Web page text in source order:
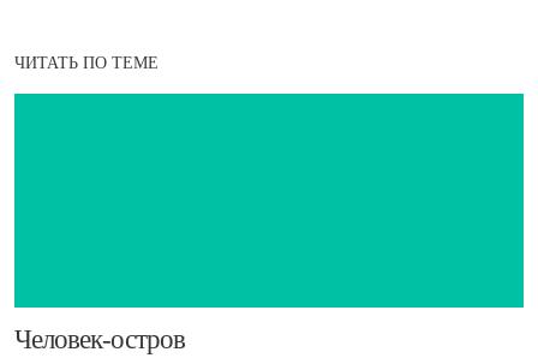
ЧИТАТЬ ПО ТЕМЕ
Человек-остров